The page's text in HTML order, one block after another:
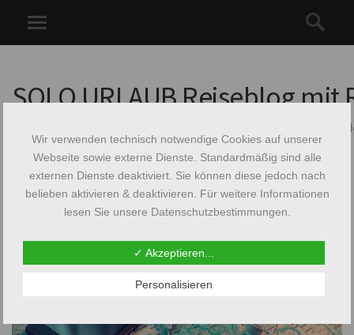
SOLO URLAUB Reiseblog mit
Solo Urlaub Reiseblog: Reisetipps & Urlaubs-
SCHLAGWORT:WELTKARTE
Wir verwenden technisch notwendige Cookies auf unserer
Webseite sowie externe Dienste. Standardmäßig sind alle
externen Dienste deaktiviert. Sie können diese jedoch nach
belieben aktivieren & deaktivieren. Für weitere Informationen
lesen Sie unsere Datenschutzbestimmungen.
✓ Akzeptieren...
Personalisieren